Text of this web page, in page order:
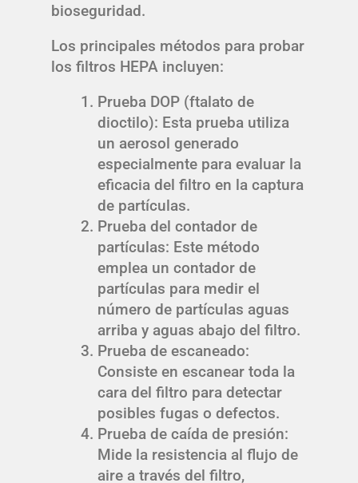
bioseguridad.
Los principales métodos para probar
los filtros HEPA incluyen:
Prueba DOP (ftalato de
dioctilo): Esta prueba utiliza
un aerosol generado
especialmente para evaluar la
eficacia del filtro en la captura
de partículas.
Prueba del contador de
partículas: Este método
emplea un contador de
partículas para medir el
número de partículas aguas
arriba y aguas abajo del filtro.
Prueba de escaneado:
Consiste en escanear toda la
cara del filtro para detectar
posibles fugas o defectos.
Prueba de caída de presión:
Mide la resistencia al flujo de
aire a través del filtro,